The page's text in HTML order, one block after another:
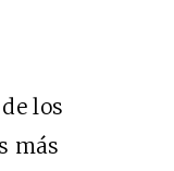
los
más